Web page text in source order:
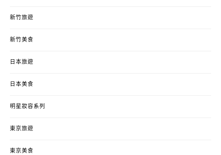
新竹旅遊
新竹美食
日本旅遊
日本美食
明星妝容系列
東京旅遊
東京美食